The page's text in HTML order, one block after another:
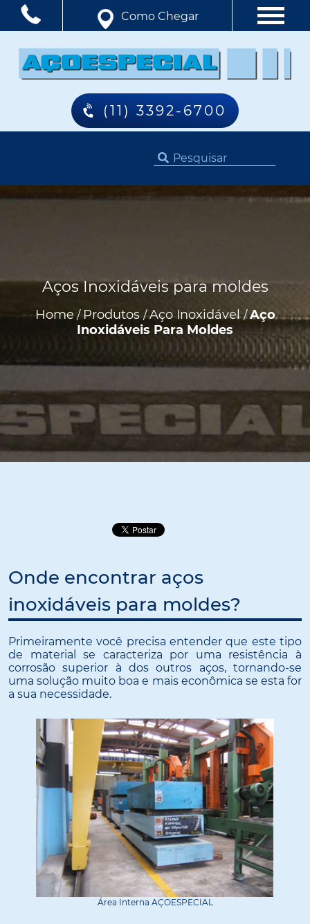
Como Chegar
(11) 3392-6700
Home /Produtos /Aço Inoxidável/Aço
Inoxidáveis Para Moldes
Aços Inoxidáveis para moldes
Onde encontrar aços
inoxidáveis para moldes?
Primeiramente você precisa entender que este tipo
de material se caracteriza por uma resistência à
corrosão superior à dos outros aços, tornando-se
uma solução muito boa e mais econômica se esta for
a sua necessidade.
Área Interna AÇOESPECIAL